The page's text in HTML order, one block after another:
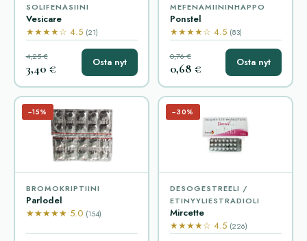
SOLIFENASIINI
Vesicare
★★★★☆ 4.5 (21)
4,25 €
3,40 € Osta nyt
MEFENAMIININHAPPO
Ponstel
★★★★☆ 4.5 (83)
0,76 €
0,68 € Osta nyt
−15%
BROMOKRIPTIINI
Parlodel
★★★★★ 5.0 (154)
−30%
DESOGESTREELI /
ETINYYLIESTRADIOLI
Mircette
★★★★☆ 4.5 (226)